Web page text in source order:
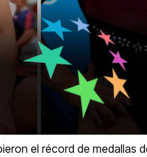
el récord de medallas